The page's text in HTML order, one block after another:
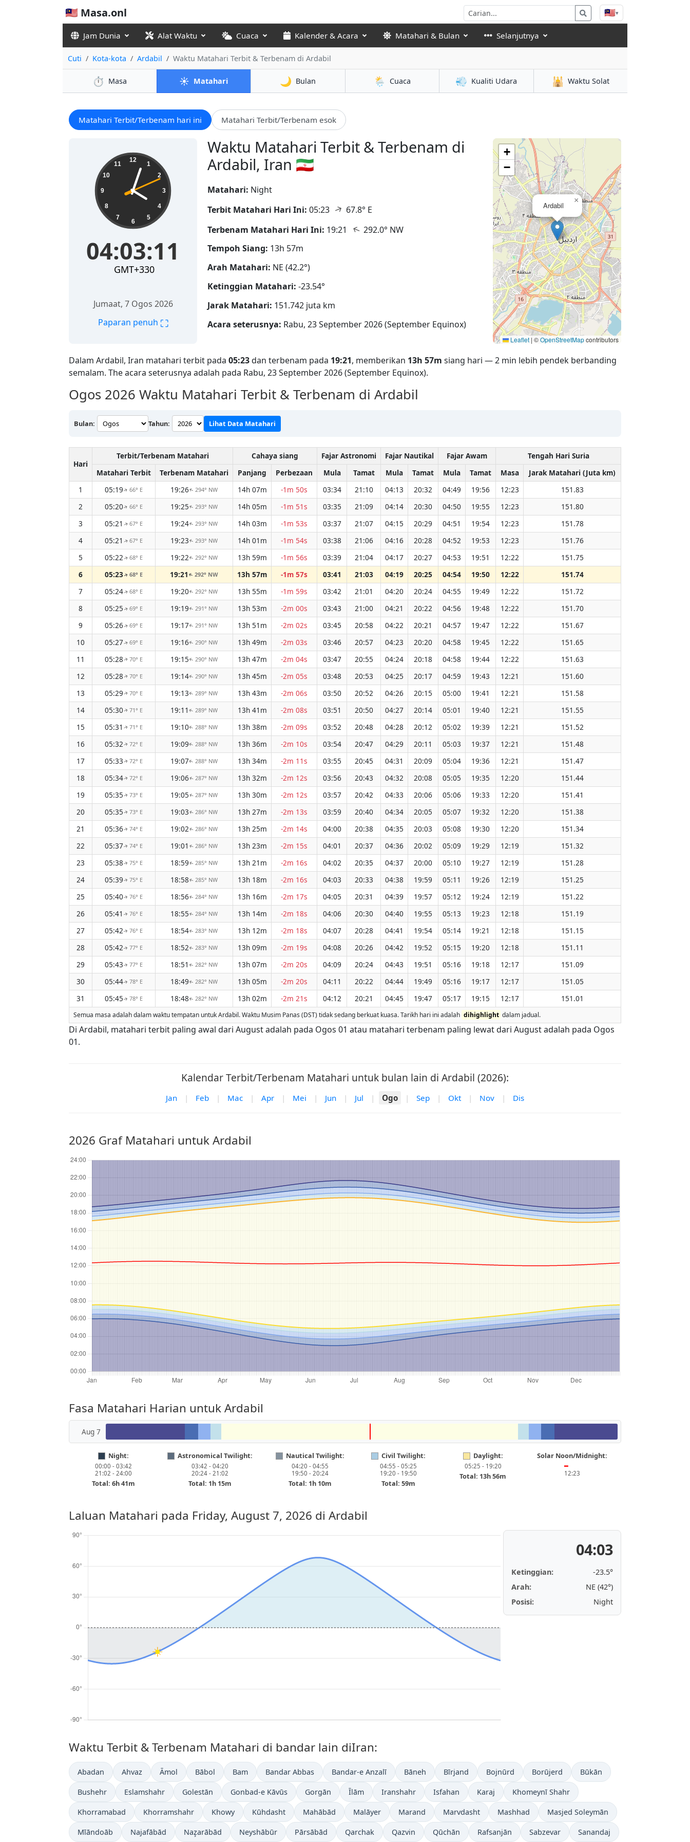
🇲🇾 Masa.onl 🇲🇾▾
Jam Dunia Alat Waktu Cuaca Kalender & Acara Matahari & Bulan Selanjutnya
Cuti Kota-kota Ardabil Waktu Matahari Terbit & Terbenam di Ardabil
⏱️ Masa ☀️ Matahari 🌙 Bulan 🌦️ Cuaca 💨 Kualiti Udara 🕌 Waktu Solat
Matahari Terbit/Terbenam hari ini Matahari Terbit/Terbenam esok
Waktu Matahari Terbit & Terbenam di
Ardabil, Iran 🇮🇷
04:03:12 12
1
2
3
4
5
6
7
8
9
10
11
04:03:12
GMT+330
Jumaat, 7 Ogos 2026
Paparan penuh ⛶
Matahari: Night
Terbit Matahari Hari Ini: 05:23 ↑ 67.8° E
Terbenam Matahari Hari Ini: 19:21 ↑ 292.0° NW
Tempoh Siang: 13h 57m
Arah Matahari: NE (42.2°)
Ketinggian Matahari: -23.54°
Jarak Matahari: 151.742 juta km
Acara seterusnya: Rabu, 23 September 2026 (September Equinox)
Ardabil
×
+
−
Leaflet | ©OpenStreetMapcontributors
Dalam Ardabil, Iran matahari terbit pada 05:23dan terbenam pada 19:21, memberikan 13h 57m siang hari — 2 min lebih pendek berbanding
semalam. The acara seterusnya adalah pada Rabu, 23 September 2026 (September Equinox).
Ogos 2026 Waktu Matahari Terbit & Terbenam di Ardabil
Bulan: Tahun: Lihat Data Matahari
Hari
Terbit/Terbenam Matahari Cahaya siang Fajar Astronomi Fajar Nautikal Fajar Awam
Tengah Hari Suria
Matahari Terbit
Terbenam Matahari Panjang Perbezaan Mula Tamat Mula Tamat Mula Tamat Masa
Jarak Matahari (Juta km)
1
05:19↑66° E 19:26↑294° NW 14h 07m -1m 50s 03:34 21:10 04:13 20:32 04:49 19:56 12:23
151.83
2
05:20↑66° E 19:25↑293° NW 14h 05m -1m 51s 03:35 21:09 04:14 20:30 04:50 19:55 12:23
151.80
3
05:21 ↑67° E 19:24↑293° NW 14h 03m -1m 53s 03:37 21:07 04:15 20:29 04:51 19:54 12:23
151.78
4
05:21 ↑67° E 19:23↑293° NW 14h 01m -1m 54s 03:38 21:06 04:16 20:28 04:52 19:53 12:23
151.76
5
05:22↑68° E 19:22↑ 292° NW 13h 59m -1m 56s 03:39 21:04 04:17 20:27 04:53 19:51 12:22
151.75
6
05:23↑68° E 19:21 ↑292° NW 13h 57m -1m 57s 03:41 21:03 04:19 20:25 04:54 19:50 12:22
151.74
7
05:24↑68° E 19:20↑ 292° NW 13h 55m -1m 59s 03:42 21:01 04:20 20:24 04:55 19:49 12:22
151.72
8
05:25↑69° E 19:19↑ 291° NW 13h 53m -2m 00s 03:43 21:00 04:21 20:22 04:56 19:48 12:22
151.70
9
05:26↑69° E 19:17↑ 291° NW 13h 51m -2m 02s 03:45 20:58 04:22 20:21 04:57 19:47 12:22
151.67
10
05:27↑69° E 19:16↑ 290° NW 13h 49m -2m 03s 03:46 20:57 04:23 20:20 04:58 19:45 12:22
151.65
11
05:28↑70° E 19:15↑ 290° NW 13h 47m -2m 04s 03:47 20:55 04:24 20:18 04:58 19:44 12:22
151.63
12
05:28↑70° E 19:14↑ 290° NW 13h 45m -2m 05s 03:48 20:53 04:25 20:17 04:59 19:43 12:21
151.60
13
05:29↑70° E 19:13↑ 289° NW 13h 43m -2m 06s 03:50 20:52 04:26 20:15 05:00 19:41 12:21
151.58
14
05:30↑71° E 19:11 ↑ 289° NW 13h 41m -2m 08s 03:51 20:50 04:27 20:14 05:01 19:40 12:21
151.55
15
05:31 ↑71° E 19:10↑ 288° NW 13h 38m -2m 09s 03:52 20:48 04:28 20:12 05:02 19:39 12:21
151.52
16
05:32↑72° E 19:09↑ 288° NW 13h 36m -2m 10s 03:54 20:47 04:29 20:11 05:03 19:37 12:21
151.48
17
05:33↑72° E 19:07↑ 288° NW 13h 34m -2m 11s 03:55 20:45 04:31 20:09 05:04 19:36 12:21
151.47
18
05:34↑72° E 19:06↑ 287° NW 13h 32m -2m 12s 03:56 20:43 04:32 20:08 05:05 19:35 12:20
151.44
19
05:35↑73° E 19:05↑ 287° NW 13h 30m -2m 12s 03:57 20:42 04:33 20:06 05:06 19:33 12:20
151.41
20
05:35↑73° E 19:03↑ 286° NW 13h 27m -2m 13s 03:59 20:40 04:34 20:05 05:07 19:32 12:20
151.38
21
05:36↑ 74° E 19:02↑ 286° NW 13h 25m -2m 14s 04:00 20:38 04:35 20:03 05:08 19:30 12:20
151.34
22
05:37↑ 74° E 19:01 ↑ 286° NW 13h 23m -2m 15s 04:01 20:37 04:36 20:02 05:09 19:29 12:19
151.32
23
05:38↑ 75° E 18:59↑ 285° NW 13h 21m -2m 16s 04:02 20:35 04:37 20:00 05:10 19:27 12:19
151.28
24
05:39↑ 75° E 18:58↑ 285° NW 13h 18m -2m 16s 04:03 20:33 04:38 19:59 05:11 19:26 12:19
151.25
25
05:40↑ 76° E 18:56↑ 284° NW 13h 16m -2m 17s 04:05 20:31 04:39 19:57 05:12 19:24 12:19
151.22
26
05:41 ↑ 76° E 18:55↑ 284° NW 13h 14m -2m 18s 04:06 20:30 04:40 19:55 05:13 19:23 12:18
151.19
27
05:42↑ 76° E 18:54↑ 283° NW 13h 12m -2m 18s 04:07 20:28 04:41 19:54 05:14 19:21 12:18
151.15
28
05:42↑ 77° E 18:52↑ 283° NW 13h 09m -2m 19s 04:08 20:26 04:42 19:52 05:15 19:20 12:18
151.11
29
05:43↑ 77° E 18:51 ↑ 282° NW 13h 07m -2m 20s 04:09 20:24 04:43 19:51 05:16 19:18 12:17
151.09
30
05:44↑ 78° E 18:49↑ 282° NW 13h 05m -2m 20s 04:11 20:22 04:44 19:49 05:16 19:17 12:17
151.05
31
05:45↑ 78° E 18:48↑ 282° NW 13h 02m -2m 21s 04:12 20:21 04:45 19:47 05:17 19:15 12:17 151.01
Semua masa adalah dalam waktu tempatan untuk Ardabil. Waktu Musim Panas (DST) tidak sedang berkuat kuasa. Tarikh hari ini adalah dihighlight dalam jadual.
Di Ardabil, matahari terbit paling awal dari August adalah pada Ogos 01 atau matahari terbenam paling lewat dari August adalah pada Ogos
01.
Kalendar Terbit/Terbenam Matahari untuk bulan lain di Ardabil (2026):
Jan | Feb | Mac | Apr | Mei | Jun | Jul | Ogo | Sep | Okt | Nov | Dis
2026 Graf Matahari untuk Ardabil
Fasa Matahari Harian untuk Ardabil
Aug 7
Night:
00:00 - 03:42
21:02 - 24:00
Total: 6h 41m
Astronomical Twilight:
03:42 - 04:20
20:24 - 21:02
Total: 1h 15m
Nautical Twilight:
04:20 - 04:55
19:50 - 20:24
Total: 1h 10m
Civil Twilight:
04:55 - 05:25
19:20 - 19:50
Total: 59m
Daylight:
05:25 - 19:20
Total: 13h 56m
Solar Noon/Midnight:
━
12:23
Laluan Matahari pada Friday, August 7, 2026 di Ardabil
04:03
Ketinggian:
-23.5°
Arah:
NE (42°)
Posisi:
Night
Waktu Terbit & Terbenam Matahari di bandar lain diIran:
Abadan Ahvaz Āmol Bābol Bam Bandar Abbas Bandar-e Anzalī Bāneh Bīrjand Bojnūrd Borūjerd Būkān
Bushehr Eslamshahr Golestān Gonbad-e Kāvūs Gorgān Īlām Iranshahr Isfahan Karaj Khomeynī Shahr
Khorramabad Khorramshahr Khowy Kūhdasht Mahābād Malāyer Marand Marvdasht Mashhad Masjed Soleymān
Mīāndoāb Najafābād Naz̧arābād Neyshābūr Pārsābād Qarchak Qazvin Qūchān Rafsanjān Sabzevar Sanandaj